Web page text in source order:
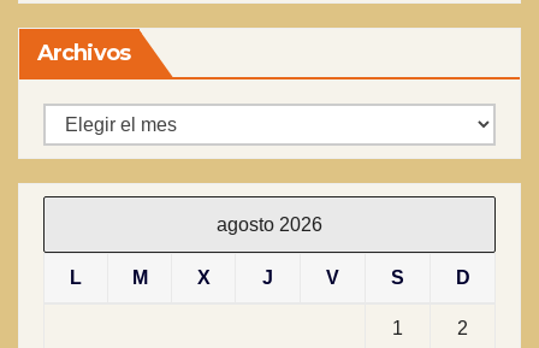
Archivos
Archivos
agosto 2026
L M X J V S D
1 2